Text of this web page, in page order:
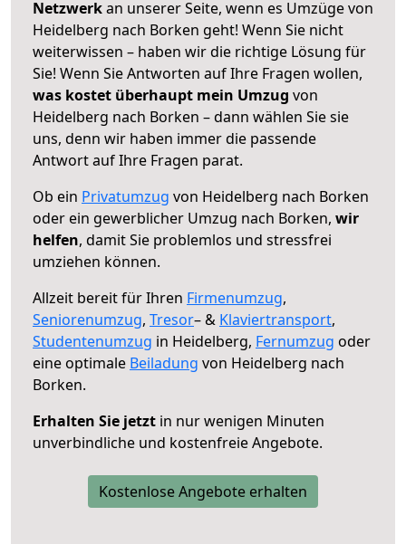
Netzwerkan unserer Seite, wenn es Umzüge von
Heidelberg nach Borken geht! Wenn Sie nicht
weiterwissen – haben wir die richtige Lösung für
Sie! Wenn Sie Antworten auf Ihre Fragen wollen,
was kostet überhaupt mein Umzug von
Heidelberg nach Borken – dann wählen Sie sie
uns, denn wir haben immer die passende
Antwort auf Ihre Fragen parat.
Ob ein Privatumzug von Heidelberg nach Borken
oder ein gewerblicher Umzug nach Borken, wir
helfen, damit Sie problemlos und stressfrei
umziehen können.
Allzeit bereit für Ihren Firmenumzug,
Seniorenumzug, Tresor– & Klaviertransport,
Studentenumzug in Heidelberg, Fernumzug oder
eine optimale Beiladung von Heidelberg nach
Borken.
Erhalten Sie jetzt in nur wenigen Minuten
unverbindliche und kostenfreie Angebote.
Kostenlose Angebote erhalten